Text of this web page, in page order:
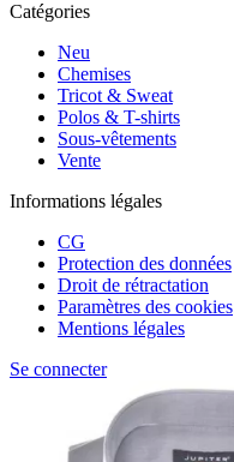
Catégories
Neu
Chemises
Tricot & Sweat
Polos & T-shirts
Sous-vêtements
Vente
Informations légales
CG
Protection des données
Droit de rétractation
Paramètres des cookies
Mentions légales
Se connecter